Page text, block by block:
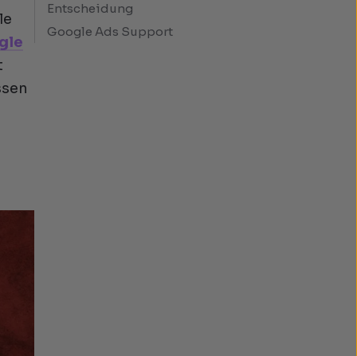
Entscheidung
Google Ads Support